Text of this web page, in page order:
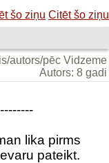
šo ziņu Citēt šo ziņu
autors/pēc Vidzeme
Autors: 8 gadi
lika pirms
pateikt.